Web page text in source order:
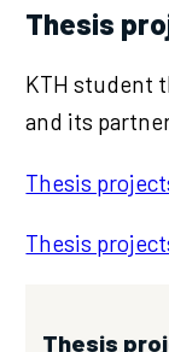
Thesis
KTH student
and its
Thesis
Thesis
Thesis